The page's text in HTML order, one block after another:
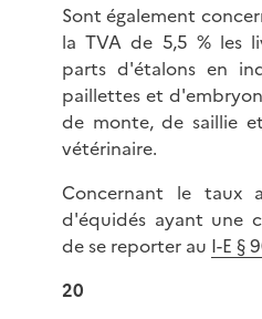
Sont également
la TVA de 5,5 % les
parts d'étalons en
paillettes et
de monte, de saillie
vétérinaire.
Concernant le taux
d'équidés ayant une
de se reporter au I-E §
20